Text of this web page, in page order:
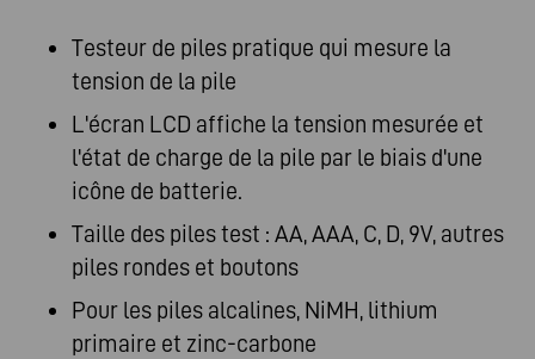
Testeur de piles pratique qui mesure la
tension de la pile
L'écran LCD affiche la tension mesurée et
l'état de charge de la pile par le biais d'une
icône de batterie.
Taille des piles test : AA, AAA, C, D, 9V, autres
piles rondes et boutons
Pour les piles alcalines, NiMH, lithium
primaire et zinc-carbone